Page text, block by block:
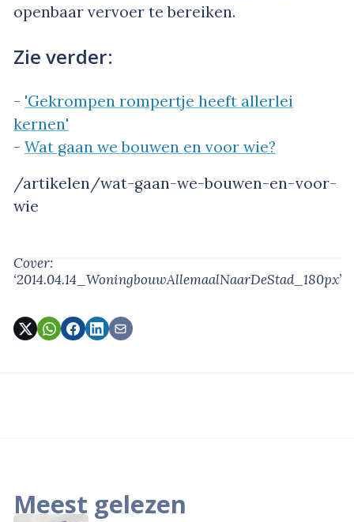
openbaar vervoer te bereiken.
Zie verder:
- 'Gekrompen rompertje heeft allerlei
kernen'
- Wat gaan we bouwen en voor wie?
/artikelen/wat-gaan-we-bouwen-en-voor-
wie
Cover:
‘2014.04.14_WoningbouwAllemaalNaarDeStad_180px’
Meest gelezen